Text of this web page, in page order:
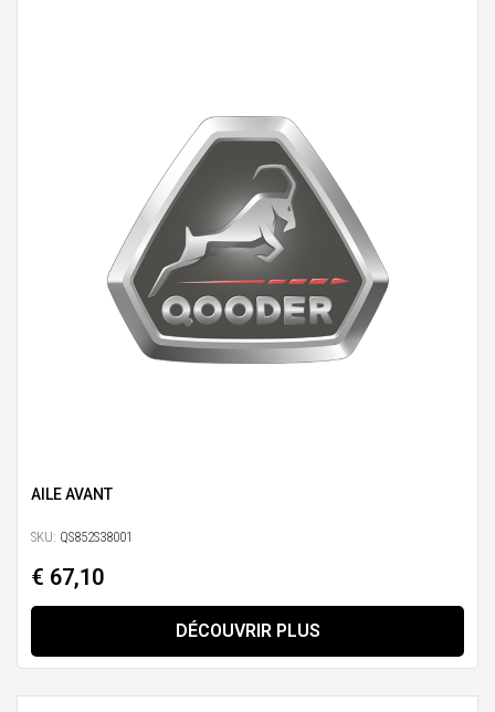
AILE AVANT
SKU: QS852S38001
€ 67,10
DÉCOUVRIR PLUS